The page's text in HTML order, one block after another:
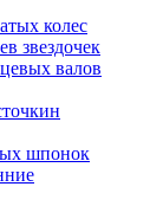
колес
звездочек
валов
шпонок